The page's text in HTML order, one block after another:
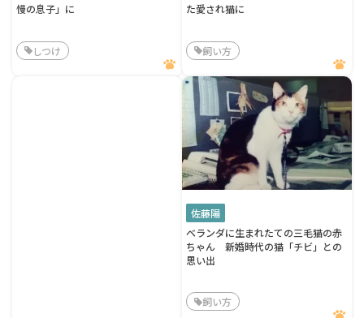
慢の息子」に
しつけ
た愛され猫に
飼い方
佐藤陽
ベランダに生まれたての三毛猫の赤
ちゃん 新婚時代の猫「チビ」との
思い出
飼い方